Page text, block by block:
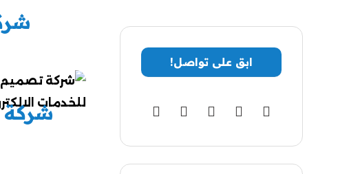
شركة
ابق على تواصل!